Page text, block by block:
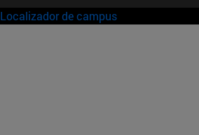
Localizador de campus